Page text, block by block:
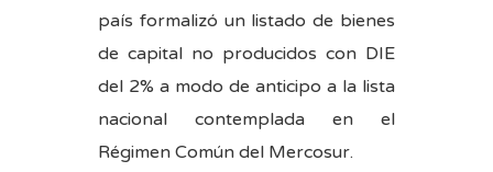
país formalizó un listado de bienes
de capital no producidos con DIE
del 2% a modo de anticipo a la lista
nacional contemplada en el
Régimen Común del Mercosur.